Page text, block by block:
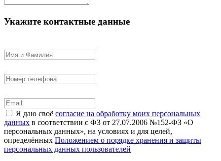
Укажите контактные данные
Я даю своё согласие на обработку моих персональных
данных в соответствии с ФЗ от 27.07.2006 №152-ФЗ «О
персональных данных», на условиях и для целей,
определённых Положением о порядке хранения и защиты
персональных данных пользователей